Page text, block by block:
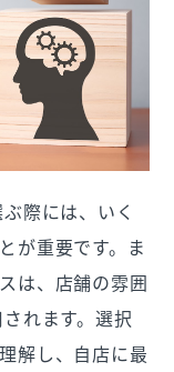
際には、いく
が重要です。ま
は、店舗の雰囲
れます。選択
解し、自店に最